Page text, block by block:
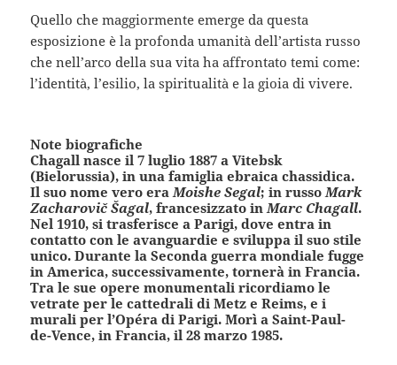
Quello che maggiormente emerge da questa
esposizione è la profonda umanità dell’artista russo
che nell’arco della sua vita ha affrontato temi come:
l’identità, l’esilio, la spiritualità e la gioia di vivere.
Note biografiche
Chagall nasce il 7 luglio 1887 a Vitebsk
(Bielorussia), in una famiglia ebraica chassidica.
Il suo nome vero eraMoishe Segal; in russoMark
Zacharovič Šagal, francesizzato inMarc Chagall.
Nel 1910, si trasferisce a Parigi, dove entra in
contatto con le avanguardie e sviluppa il suo stile
unico. Durante la Seconda guerra mondiale fugge
in America, successivamente, tornerà in Francia.
Tra le sue opere monumentali ricordiamo le
vetrate per le cattedrali di Metz e Reims, e i
murali per l’Opéra di Parigi. Morì a Saint-Paul-
de-Vence, in Francia, il 28 marzo 1985.